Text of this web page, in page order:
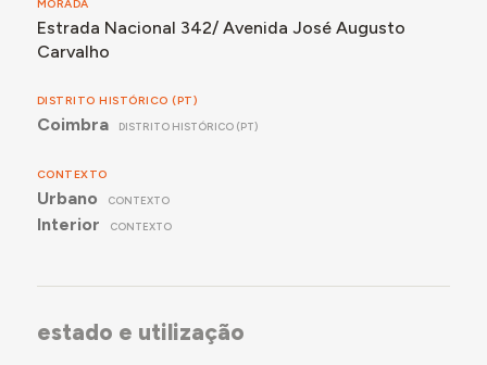
MORADA
Estrada Nacional 342/ Avenida José Augusto
Carvalho
DISTRITO HISTÓRICO (PT)
Coimbra DISTRITO HISTÓRICO (PT)
CONTEXTO
Urbano CONTEXTO
Interior CONTEXTO
estado e utilização